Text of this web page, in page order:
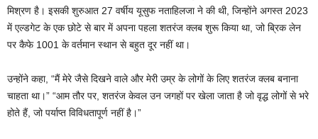
मिश्रण है। इसकी शुरुआत 27 वर्षीय यूसुफ नताहिलजा ने की थी, जिन्होंने अगस्त 2023
में एल्डगेट के एक छोटे से बार में अपना पहला शतरंज क्लब शुरू किया था, जो ब्रिक लेन
पर कैफे 1001 के वर्तमान स्थान से बहुत दूर नहीं था।
उन्होंने कहा, “मैं मेरे जैसे दिखने वाले और मेरी उम्र के लोगों के लिए शतरंज क्लब बनाना
चाहता था।” “आम तौर पर, शतरंज केवल उन जगहों पर खेला जाता है जो वृद्ध लोगों से भरे
होते हैं, जो पर्याप्त विविधतापूर्ण नहीं है।”